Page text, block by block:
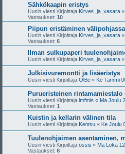
Sähkökaapin eristys
Uusin viesti Kirjoittaja Kirves_ja_vasara «
Vastaukset: 10
Piipun eristäminen
Uusin viesti Kirjoittaja Kirves_ja_vasara «
Vastaukset: 6
Ilman sulkupaperi
Uusin viesti Kirjoittaja Kirves_ja_vasara «
Julkisivuremontti ja lisäeristys
Uusin viesti Kirjoittaja OlBe « Ke Tammi
Purueristeinen
Uusin viesti Kirjoittaja lmfmis « Ma Joulu
Vastaukset: 1
Kuistin ja kellarin välinen tila
Uusin viesti Kirjoittaja Kentsu « Ke Joulu
Tuulenohjaimen asentaminen,
Uusin viesti Kirjoittaja ossis « Ma Loka
Vastaukset: 6